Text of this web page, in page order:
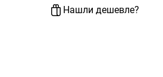
Нашли дешевле?